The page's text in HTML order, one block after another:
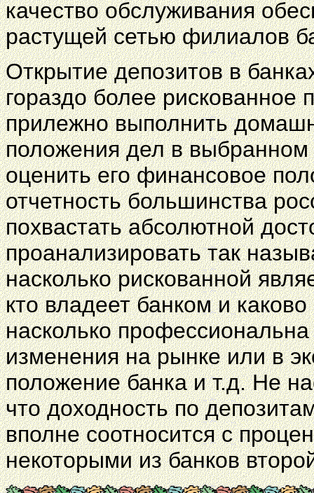
качество обслуживания
растущей сетью филиалов
Открытие депозитов в
гораздо более рискованное
прилежно выполнить
положения дел в
оценить его финансовое
отчетность большинства
похвастать абсолютной
проанализировать так
насколько рискованной
кто владеет банком и
насколько
изменения на рынке или в
положение банка и т.д. Не
что доходность по
вполне соотносится с
некоторыми из банков